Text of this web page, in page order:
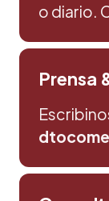
o diario.
Prensa